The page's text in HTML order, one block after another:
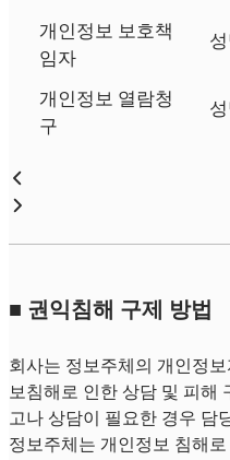
개인정보 보호책
임자
개인정보 열람청
구
■ 권익침해 구제 방법
회사는 정보주체의 개인정
보침해로 인한 상담 및 피해
고나 상담이 필요한 경우 담
정보주체는 개인정보 침해